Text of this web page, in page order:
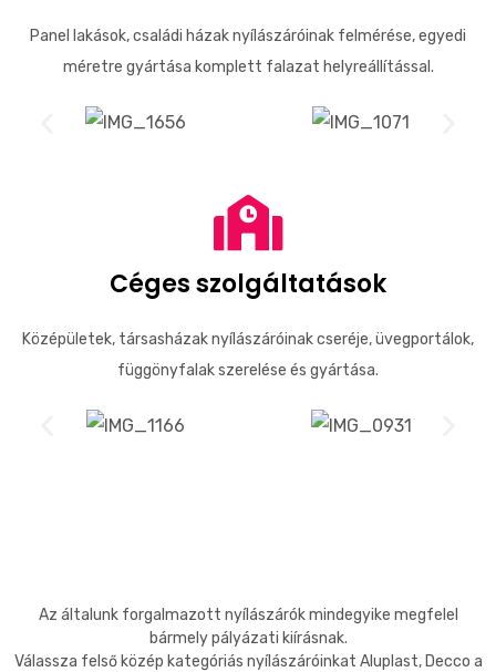
Panel lakások, családi házak nyílászáróinak felmérése, egyedi
méretre gyártása komplett falazat helyreállítással.
Céges szolgáltatások
Középületek, társasházak nyílászáróinak cseréje, üvegportálok,
függönyfalak szerelése és gyártása.
Az általunk forgalmazott nyílászárók mindegyike megfelel
bármely pályázati kiírásnak.
Válassza felső közép kategóriás nyílászáróinkat Aluplast, Decco a